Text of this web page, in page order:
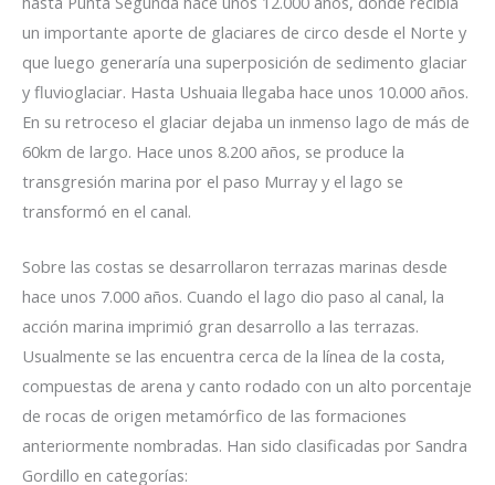
un importante aporte de glaciares de circo desde el Norte y
que luego generaría una superposición de sedimento glaciar
y fluvioglaciar. Hasta Ushuaia llegaba hace unos 10.000 años.
En su retroceso el glaciar dejaba un inmenso lago de más de
60km de largo. Hace unos 8.200 años, se produce la
transgresión marina por el paso Murray y el lago se
transformó en el canal.
Sobre las costas se desarrollaron terrazas marinas desde
hace unos 7.000 años. Cuando el lago dio paso al canal, la
acción marina imprimió gran desarrollo a las terrazas.
Usualmente se las encuentra cerca de la línea de la costa,
compuestas de arena y canto rodado con un alto porcentaje
de rocas de origen metamórfico de las formaciones
anteriormente nombradas. Han sido clasificadas por Sandra
Gordillo en categorías: